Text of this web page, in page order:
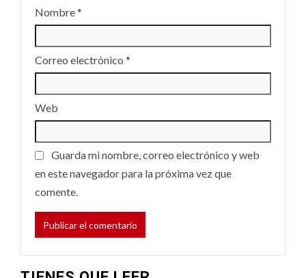
Nombre*
Correo electrónico *
Web
Guarda mi nombre, correo electrónico y web
en este navegador para la próxima vez que
comente.